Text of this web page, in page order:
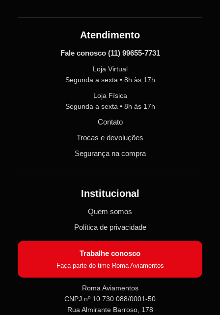
Roma Aviamentos
Atendimento
Fale conosco (11) 99655-7731
Loja Virtual
Segunda a sexta • 8h às 17h
Loja Física
Segunda a sexta • 8h às 17h
Contato
Trocas e devoluções
Segurança na compra
Institucional
Quem somos
Política de privacidade
Trabalhe conosco
Faça parte do time Roma Aviamentos
Roma Aviamentos
CNPJ nº 10.730.088/0001-50
Rua Almirante Barroso, 178